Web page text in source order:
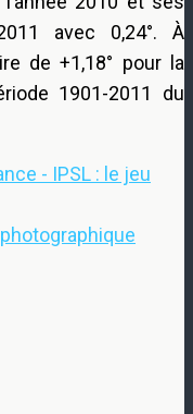
avec 0,24°. À
de +1,18° pour la
1901-2011 du
- IPSL : le jeu